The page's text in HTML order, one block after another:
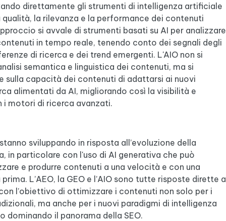
direttamente gli strumenti di intelligenza artificiale
qualità, la rilevanza e la performance dei contenuti
si avvale di strumenti basati su AI per analizzare
in tempo reale, tenendo conto dei segnali degli
di ricerca e dei trend emergenti. L'AIO non si
semantica e linguistica dei contenuti, ma si
sulla capacità dei contenuti di adattarsi ai nuovi
alimentati da AI, migliorando così la visibilità e
i motori di ricerca avanzati.
sviluppando in risposta all’evoluzione della
in particolare con l'uso di AI generativa che può
e produrre contenuti a una velocità e con una
L’AEO, la GEO e l’AIO sono tutte risposte dirette a
l’obiettivo di ottimizzare i contenuti non solo per i
ma anche per i nuovi paradigmi di intelligenza
dominando il panorama della SEO.